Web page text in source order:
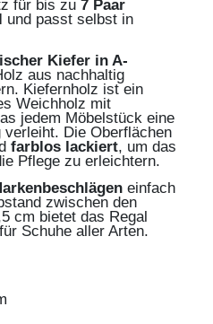
für bis zu 7 Paar
und passt selbst in
Kiefer in A-
aus nachhaltig
Kiefernholz ist ein
Weichholz mit
jedem Möbelstück eine
Die Oberflächen
farblos lackiert, um das
Pflege zu erleichtern.
einfach
zwischen den
cm bietet das Regal
Schuhe aller Arten.